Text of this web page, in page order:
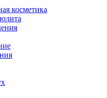
косметика